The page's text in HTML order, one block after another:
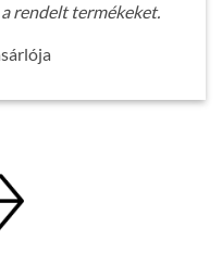
rendelt termékeket.